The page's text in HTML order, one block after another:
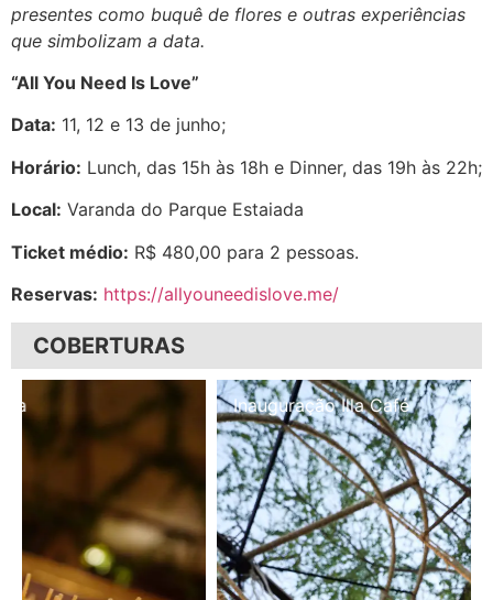
presentes como buquê de flores e outras experiências
que simbolizam a data.
“All You Need Is Love”
Data: 11, 12 e 13 de junho;
Horário: Lunch, das 15h às 18h e Dinner, das 19h às 22h;
Local: Varanda do Parque Estaiada
Ticket médio: R$ 480,00 para 2 pessoas.
Reservas: https://allyouneedislove.me/
COBERTURAS
Inauguração Illa Café